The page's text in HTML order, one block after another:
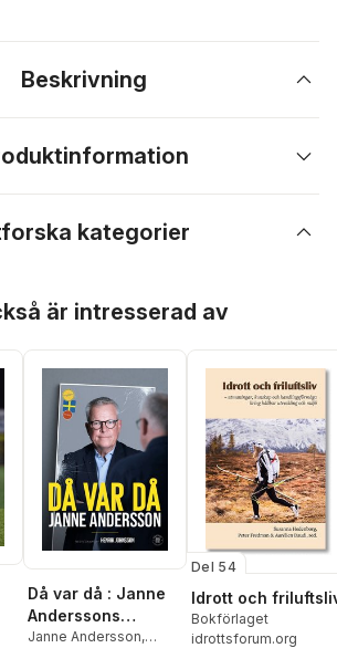
Beskrivning
kategorier
är intresserad av
Då var då : Janne
Anderssons
dagbok som
Janne Andersson,
Del 54
Idrott och
Bokförlaget
idrottsforum.org